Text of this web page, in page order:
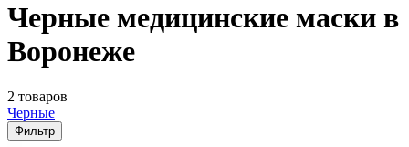
Черные медицинские маски в
Воронеже
2 товаров
Черные
Фильтр